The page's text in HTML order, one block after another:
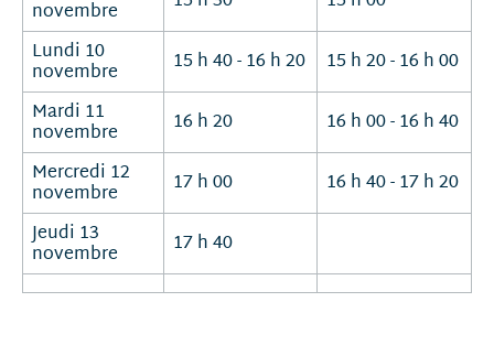
novembre
Lundi 10
novembre 15 h 40 - 16 h 20
15 h 20 - 16 h 00
Mardi 11
novembre 16 h 20
16 h 00 - 16 h 40
Mercredi 12
novembre 17 h 00
16 h 40 - 17 h 20
Jeudi 13
novembre 17 h 40